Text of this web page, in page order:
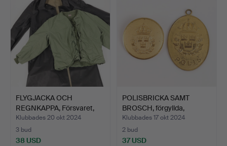
FLYGJACKA OCH
REGNKAPPA, Försvaret,
1900-t…
Klubbades 20 okt 2024
3 bud
38 USD
POLISBRICKA SAMT
BROSCH, förgyllda,
Sporro…
Klubbades 17 okt 2024
2 bud
37 USD